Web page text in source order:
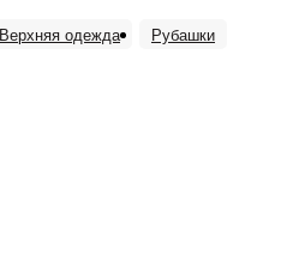
Верхняя одежда Рубашки